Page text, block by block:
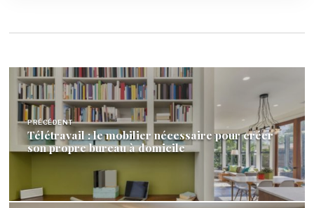
Navigation
de
l’article
PRÉCÉDENT
Télétravail : le mobilier nécessaire pour créer
son propre bureau à domicile